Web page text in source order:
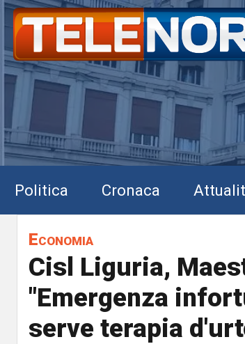
Politica Cronaca
Economia
Cisl Liguria,
"Emergenza
serve terapia